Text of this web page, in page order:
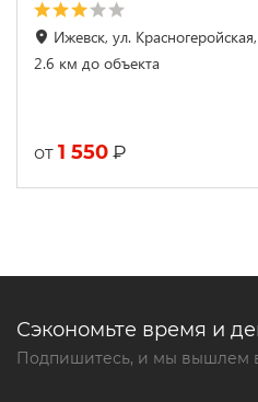
Ижевск, ул.
2.6 км до объекта
от 1 550 ₽
Сэкономьте время и
Подпишитесь, и мы вышлем